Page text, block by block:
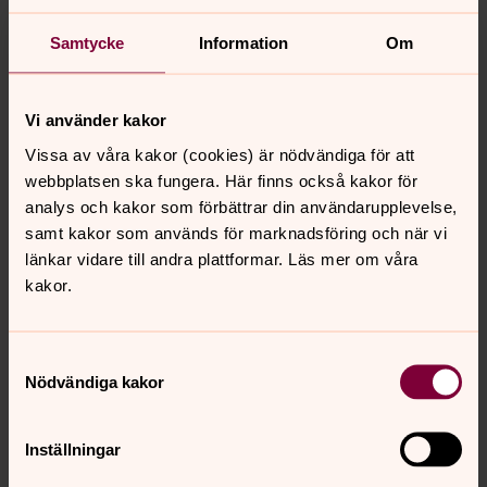
Samtycke Information Om
Vi använder kakor
Vissa av våra kakor (cookies) är nödvändiga för att
webbplatsen ska fungera. Här finns också kakor för
analys och kakor som förbättrar din användarupplevelse,
samt kakor som används för marknadsföring och när vi
länkar vidare till andra plattformar. Läs mer om våra
kakor.
Nödvändiga kakor
Inställningar
gamla medeltida kyrkan, som fortfarande står kvar.
Kyrkan ligger i Kävlinge, Skåne.
Hässleholms kyrka
Kyrkan ligger i Hässleholm på Första Avenyns högsta
punkt, med utsikt över stadens centrum. En mörkröd
tegelkyrka, byggd 1914, med ljus, rymd och ett
"himmelskt" kor. Det har vackra glasmålningar och en
fantastisk Marcussenorgel.
Engelbrektskyrkan
Engelbrektskyrkan är ett av de främsta verken av
genomförd jugendstil från början av 1900-talet.